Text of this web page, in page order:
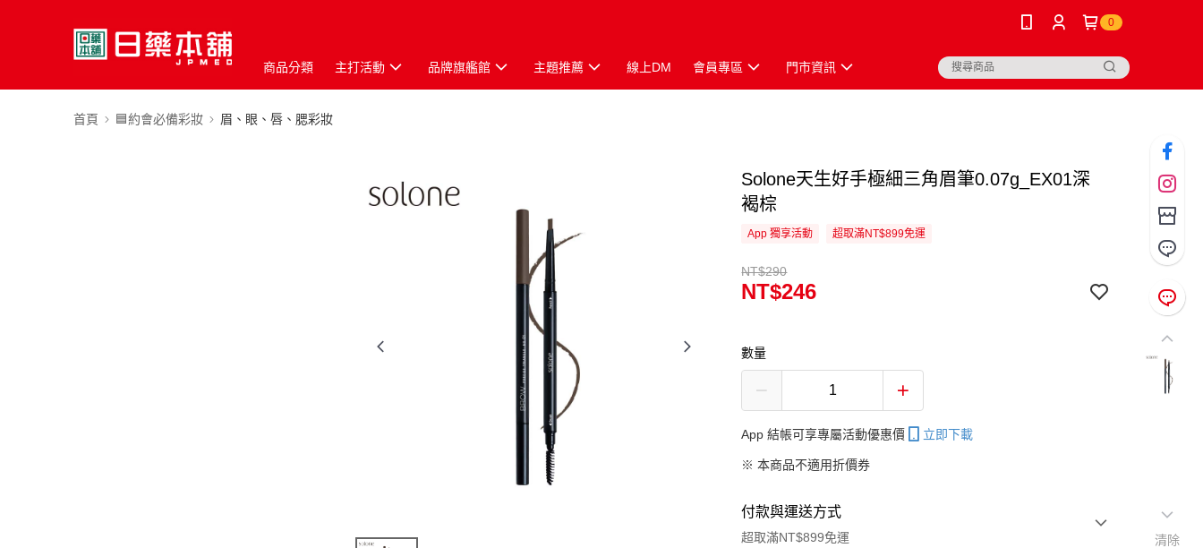
0
商品分類 主打活動 品牌旗艦館 主題推薦 線上DM 會員專區 門市資訊
首頁 🟦約會必備彩妝 眉、眼、唇、腮彩妝
Solone天生好手極細三角眉筆0.07g_EX01深
褐棕
App 獨享活動 超取滿NT$899免運
NT$290
NT$246
數量
App 結帳可享專屬活動優惠價 立即下載
※ 本商品不適用折價券
付款與運送方式
超取滿NT$899免運
清除